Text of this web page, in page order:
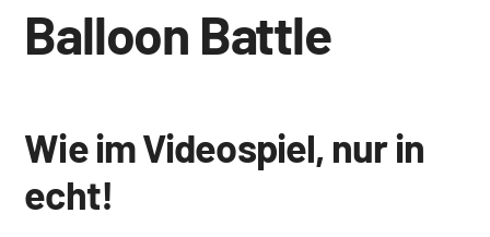
Balloon Battle
Wie im Videospiel, nur in
echt!